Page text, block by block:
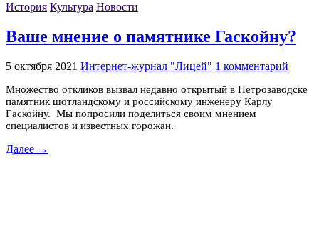
История Культура Новости
Ваше мнение о памятнике Гаскойну?
5 октября 2021 Интернет-журнал "Лицей" 1 комментарий
Множество откликов вызвал недавно открытый в Петрозаводске
памятник шотландскому и российскому инженеру Карлу
Гаскойну. Мы попросили поделиться своим мнением
специалистов и известных горожан.
Далее →